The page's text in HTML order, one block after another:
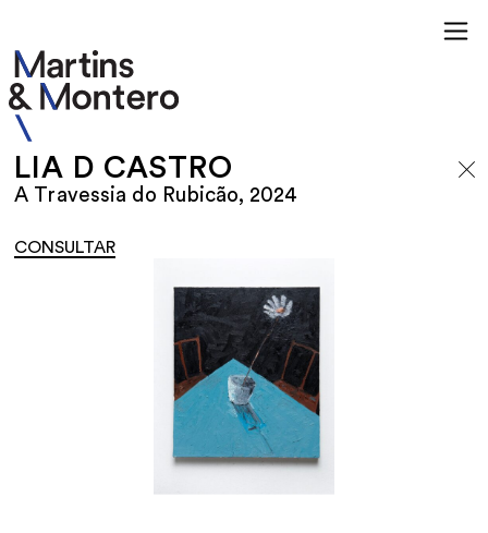
LIA D CASTRO
A Travessia do Rubicão, 2024
CONSULTAR